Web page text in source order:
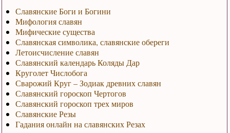
Славянские Боги и Богини
Мифология славян
Мифические существа
Славянская символика, славянские обереги
Летоисчисление славян
Славянский календарь Коляды Дар
Круголет Числобога
Сварожий Круг – Зодиак древних славян
Славянский гороскоп Чертогов
Славянский гороскоп трех миров
Славянские Резы
Гадания онлайн на славянских Резах